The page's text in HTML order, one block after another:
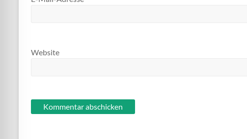
Website